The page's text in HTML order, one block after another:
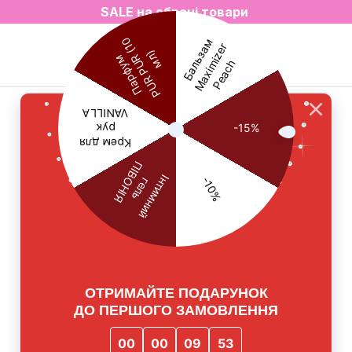
3=4 на все
SALE на обрані товари